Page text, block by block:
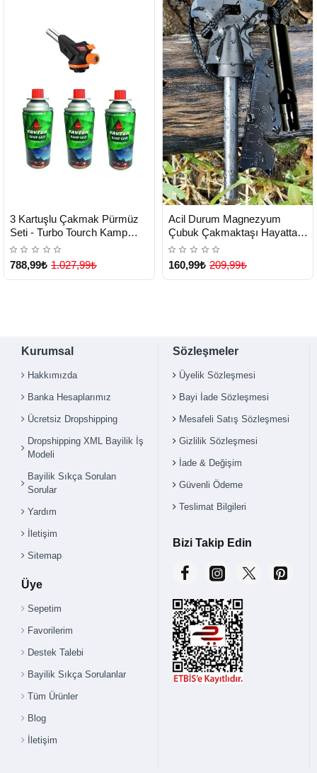
TESLİMAT
Çok Satılan Ürün
Yeni Ürün
3 Kartuşlu Çakmak Pürmüz
Seti - Turbo Tourch Kamp
Piknik Pürmüz Seti ( Lisinya )
788,99₺ 1.027,99₺
TESLİMAT
Çok Satılan Ürün
Acil Durum Magnezyum
Çubuk Çakmaktaşı Hayatta
Kalma Ateş Başlatıcı Çakmak
Kiti Düdük Hediyeli ( Lisinya )
160,99₺ 209,99₺
Kurumsal
Hakkımızda
Banka Hesaplarımız
Ücretsiz Dropshipping
Dropshipping XML Bayilik İş
Modeli
Bayilik Sıkça Sorulan
Sorular
Yardım
İletişim
Sitemap
Üye
Sepetim
Favorilerim
Destek Talebi
Bayilik Sıkça Sorulanlar
Tüm Ürünler
Blog
İletişim
Sözleşmeler
Üyelik Sözleşmesi
Bayi İade Sözleşmesi
Mesafeli Satış Sözleşmesi
Gizlilik Sözleşmesi
İade & Değişim
Güvenli Ödeme
Teslimat Bilgileri
Bizi Takip Edin